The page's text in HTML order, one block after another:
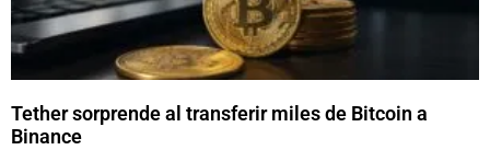
Tether sorprende al transferir miles de Bitcoin a
Binance